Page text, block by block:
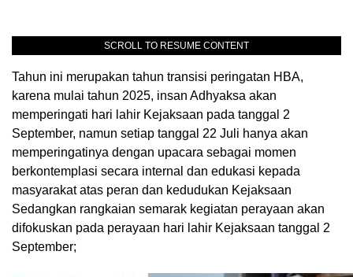
SCROLL TO RESUME CONTENT
Tahun ini merupakan tahun transisi peringatan HBA,
karena mulai tahun 2025, insan Adhyaksa akan
memperingati hari lahir Kejaksaan pada tanggal 2
September, namun setiap tanggal 22 Juli hanya akan
memperingatinya dengan upacara sebagai momen
berkontemplasi secara internal dan edukasi kepada
masyarakat atas peran dan kedudukan Kejaksaan
Sedangkan rangkaian semarak kegiatan perayaan akan
difokuskan pada perayaan hari lahir Kejaksaan tanggal 2
September;